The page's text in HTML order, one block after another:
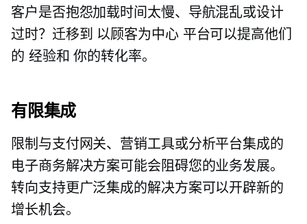
客户是否抱怨加载时间太慢、导航混乱或设计
过时？迁移到 以顾客为中心平台可以提高他们
的 经验和 你的转化率。
有限集成
限制与支付网关、营销工具或分析平台集成的
电子商务解决方案可能会阻碍您的业务发展。
转向支持更广泛集成的解决方案可以开辟新的
增长机会。